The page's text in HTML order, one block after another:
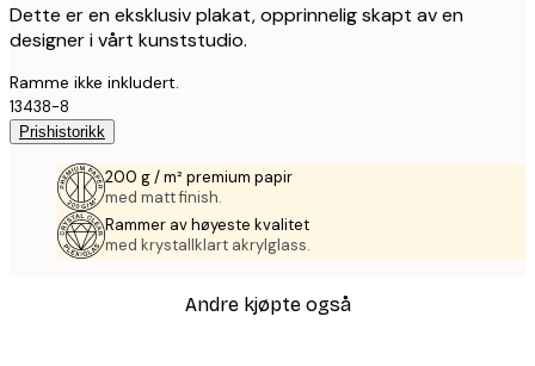
Dette er en eksklusiv plakat, opprinnelig skapt av en
designer i vårt kunststudio.
Ramme ikke inkludert.
13438-8
Prishistorikk
200 g / m² premium papir
med matt finish.
Rammer av høyeste kvalitet
med krystallklart akrylglass.
Andre kjøpte også